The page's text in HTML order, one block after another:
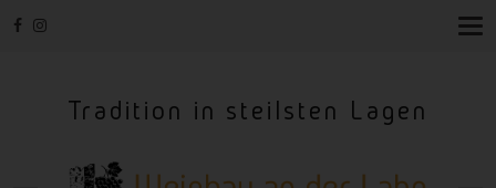
T
Tradition in steilsten Lagen